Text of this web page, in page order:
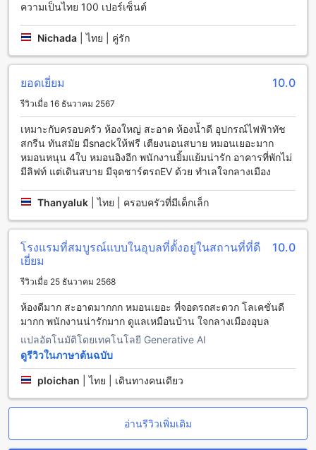
เมืองอุบลราชธานี: จุดพักผ่อนแห่งความเงียบสงบใจกลางเมือง
ตัวเมืองอุบลราชธานีเป็นที่ตั้งของโรงแรมทอแสงเฮอริเทจอุบล ที่มี
กี่นาที ในตัวเมืองนี้คุณจะได้พบกับวัดสวยงามอย่างวัดเจดีย์
เฉลิมพระเกียรติ ที่มีพระธาตุยอดเยี่ยม และวัดเจดีย์มหาธาตุ
นอกจากนี้ยังมีตลาดนัดอุบลราชธานี ที่เปิดให้บริการตั้งแต่เช้าถึง
เย็น ซึ่งคุณสามารถสัมผัสกับวัฒนธรรมและความอบอุ่นของ
ชุมชนได้ที่นี่อีกด้วย
การเดินทางจากสนามบินสุวรรณภูมิไปยังโรงแรมทอแสงเฮอริเท
จอุบล
โรงแรมทอแสงเฮอริเทจอุบลตั้งอยู่ในตัวเมืองอุบลราชธานี
อุบลราชธานี ไทย และมีสนามบินใกล้เคียงที่สามารถใช้บริการได้
เฮอริเทจอุบล มีหลายวิธีที่คุณสามารถเลือกใช้ได้
วิธีที่หนึ่งคือการใช้บริการรถแท็กซี่ สามารถหารถแท็กซี่ที่จอดรอ
ให้บริการได้ที่ชั้น 1 ของอาคารผู้โดยสาร หรือจอดรอรถแท็กซี่
ใช้เวลาเดินทางประมาณ 25-30 นาที ตามสภาพจราจร
วิธีที่สองคือการใช้บริการรถรับส่งที่สนามบิน โดยสามารถจองรถ
รับส่งที่สนามบินล่วงหน้าผ่านแอปพลิเคชันหรือเว็บไซต์ โดยราคา
ขึ้นอยู่กับระยะทางและปริมาณผู้โดยสาร และใช้เวลาเดินทาง
ประมาณ 25-30 นาทีเช่นกัน
สถานที่ท่องเที่ยวใกล้เคียงโรงแรมทอแสงเฮอริเทจอุบล
โรงแรมทอแสงเฮอริเทจอุบลตั้งอยู่ใกล้กับหลายสถานที่ท่องเที่ยวที่
หนองบัวเพื่อสัมผัสบรรยากาศศิลปวัตถ์ที่งดงามและความเป็น
ความเป็นไทย 100 เปอร์เซ็นต์
Nichada |ไทย | คู่รัก
ยอดเยี่ยม 10.0
รีวิวเมื่อ 16 ธันวาคม 2567
เหมาะกับครอบครัว ห้องใหญ่ สะอาด ห้องน้ำดี อุปกรณ์ไฟฟ้าทัช
สกรีน ทันสมัย มีsnackให้ฟรี เตียงนอนสบาย หมอนเยอะมาก
หมอนหนุน 4ใบ หมอนอิงอีก พนักงานยิ้มแย้มน่ารัก อาคารที่พักไม่
มีลิฟท์ แต่เดินสบาย มีจุดชาร์ตรถEV ด้วย ทำเลใจกลางเมือง
Thanyaluk |ไทย | ครอบครัวที่มีเด็กเล็ก
โรงแรมที่สมบูรณ์แบบในอุบลที่ตั้งอยู่ในสถานที่ที่ดี
เยี่ยม
10.0
รีวิวเมื่อ 25 ธันวาคม 2568
ห้องดีมาก สะอาดมากกก หมอนเยอะ ที่จอดรถสะดวก โลเคชั่นดี
มากก พนักงานน่ารักมาก ดูแลเหมือนบ้าน ใจกลางเมืองอุบล
แปลอัตโนมัติโดยเทคโนโลยี Generative AI
ดูรีวิวในภาษาต้นฉบับ
ploichan |ไทย | เดินทางคนเดียว
อ่านรีวิวเพิ่มเติม